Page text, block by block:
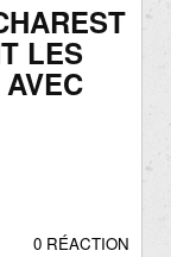
LES
0 RÉACTION